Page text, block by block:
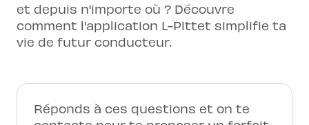
et depuis n'importe où ? Découvre
comment l'application L-Pittet simplifie ta
vie de futur conducteur.
Réponds à ces questions et on te